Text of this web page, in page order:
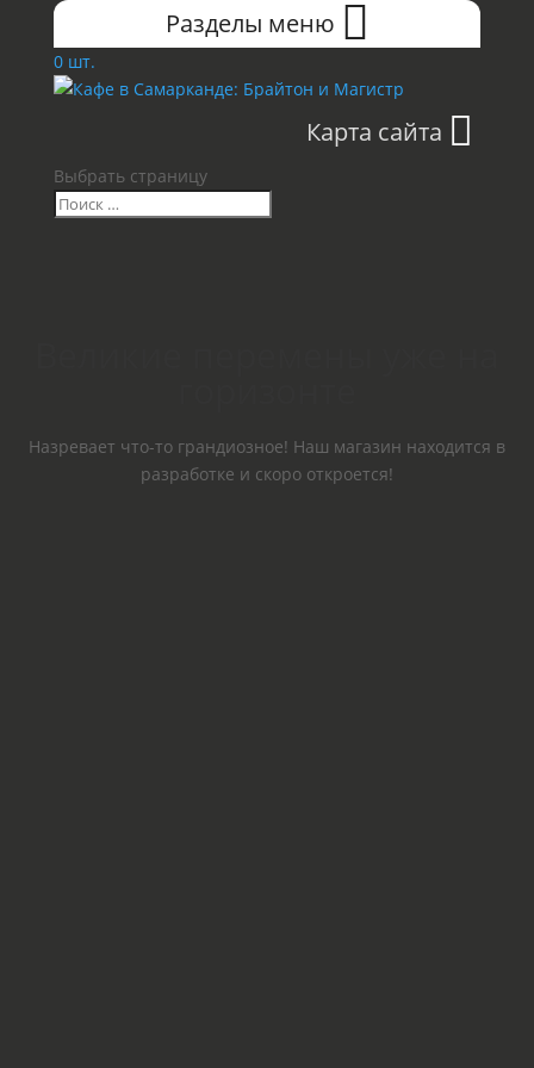
Разделы меню
0 шт.
Карта сайта
Выбрать страницу
Назревает что-то грандиозное! Наш магазин находится в
разработке и скоро откроется!